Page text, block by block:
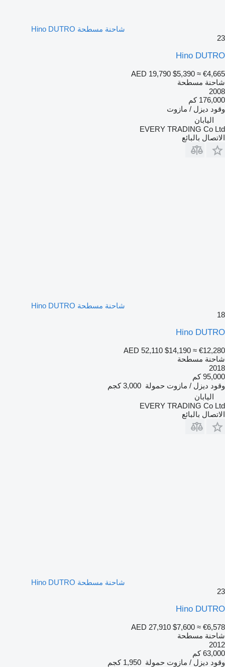
شاحنة مسطحة Hino DUTRO
23
Hino DUTRO
AED 19,790 $5,390 ≈ €4,665
شاحنة مسطحة
2008
176,000 كم
وقود ديزل / مازوت
اليابان
EVERY TRADING Co Ltd
الاتصال بالبائع
شاحنة مسطحة Hino DUTRO
18
Hino DUTRO
AED 52,110 $14,190 ≈ €12,280
شاحنة مسطحة
2018
95,000 كم
وقود ديزل / مازوت حمولة 3,000 كجم
اليابان
EVERY TRADING Co Ltd
الاتصال بالبائع
شاحنة مسطحة Hino DUTRO
23
Hino DUTRO
AED 27,910 $7,600 ≈ €6,578
شاحنة مسطحة
2012
63,000 كم
وقود ديزل / مازوت حمولة 1,950 كجم